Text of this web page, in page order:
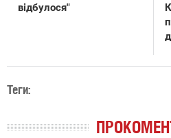
відбулося"
Теги: